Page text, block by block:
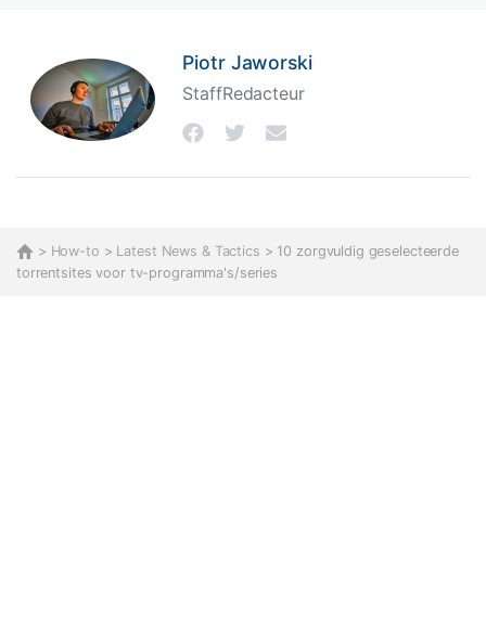
Piotr Jaworski
StaffRedacteur
> How-to > Latest News & Tactics > 10 zorgvuldig geselecteerde
torrentsites voor tv-programma's/series